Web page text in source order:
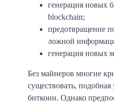
генерация новых
blockchain;
предотвращение
ложной
генерация новых
Без майнеров многие
существовать, подобная
биткоин. Однако